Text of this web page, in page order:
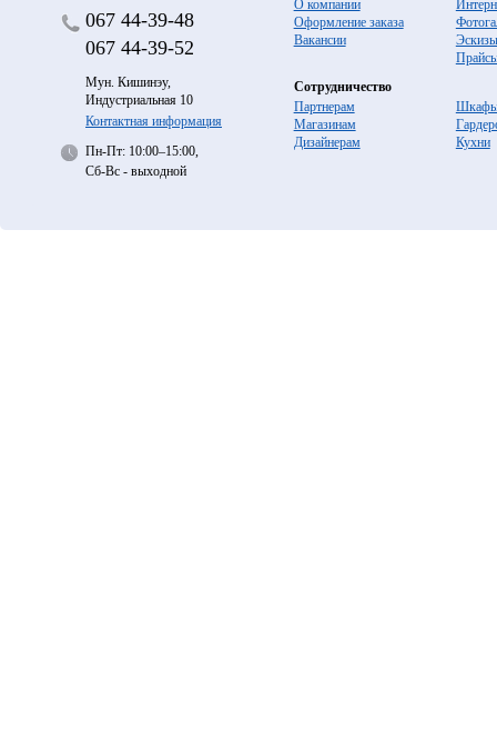
067 44-39-48
067 44-39-52
Мун. Кишинэу,
Индустриальная 10
Контактная информация
Пн-Пт: 10:00–15:00,
Сб-Вс - выходной
О компании
Оформление заказа
Вакансии
Эскизы
Сотрудничество
Партнерам
Магазинам
Дизайнерам
Кухни